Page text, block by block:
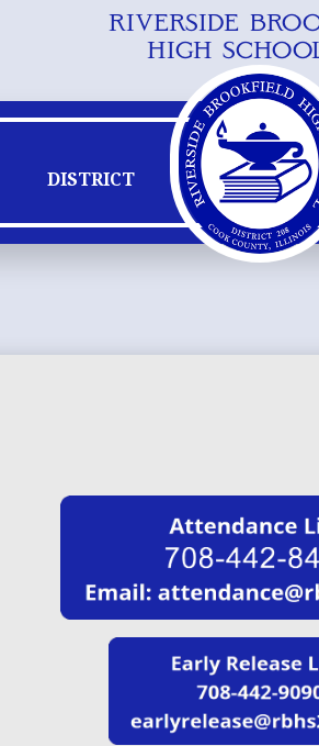
Skip
to
main
RIVERSIDE
HIGH
DISTRICT